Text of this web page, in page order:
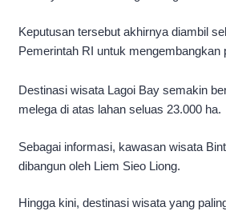
Keputusan tersebut akhirnya diambil
Pemerintah RI untuk mengembangkan
Destinasi wisata Lagoi Bay semakin
melega di atas lahan seluas 23.000 ha.
Sebagai informasi, kawasan wisata
dibangun oleh Liem Sieo Liong.
Hingga kini, destinasi wisata yang